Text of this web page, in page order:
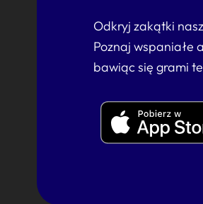
Odkryj zakątki
Poznaj wspaniałe
bawiąc się grami